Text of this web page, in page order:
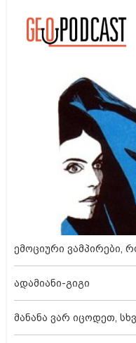
ემოციური ვამპირები,
ადამიანი-გიგი
მანანა ვარ იცოდეთ,